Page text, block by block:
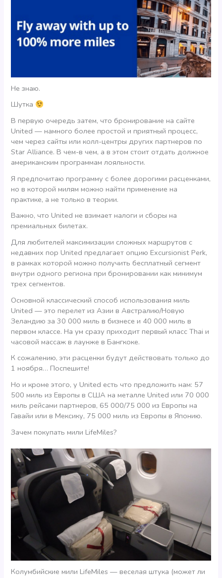
Не знаю.
Шутка
В первую очередь затем, что бронирование на сайте
United — намного более простой и приятный процесс,
чем через сайты или колл-центры других партнеров по
Star Alliance. В чем-в чем, а в этом стоит отдать должное
американским программам лояльности.
Я предпочитаю программу с более дорогими расценками,
но в которой милям можно найти применение на
практике, а не только в теории.
Важно, что United не взимает налоги и сборы на
премиальных билетах.
Для любителей максимизации сложных маршрутов с
недавних пор United предлагает опцию Excursionist Perk,
в рамках которой можно получить бесплатный сегмент
внутри одного региона при бронировании как минимум
трех сегментов.
Основной классический способ использования миль
United — это перелет из Азии в Австралию/Новую
Зеландию за 30 000 миль в бизнесе и 40 000 миль в
первом классе. На ум сразу приходит первый класс Thai и
часовой массаж в лаунже в Бангкоке.
К сожалению, эти расценки будут действовать только до
1 ноября… Поспешите!
Но и кроме этого, у United есть что предложить нам: 57
500 миль из Европы в США на металле United или 70 000
миль рейсами партнеров, 65 000/75 000 из Европы на
Гавайи или в Мексику, 75 000 миль из Европы в Японию.
Зачем покупать мили LifeMiles?
Колумбийские мили LifeMiles — веселая штука (может ли